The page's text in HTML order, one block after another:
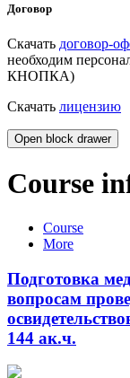
Договор
Скачать договор-
необходим
КНОПКА)
Скачать лицензию
Open block drawer
Course
Course
More
Подготовка
вопросам
144 ак.ч.